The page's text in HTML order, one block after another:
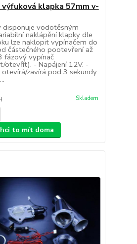
klapka 57mm v-
vodotěsným
naklápění klapky dle
lze naklopit vypínačem do
částečného pootevření až
fázový vypínač
otevřít). - Napájení 12V. -
zavírá pod 3 sekundy.
Skladem
to mít doma